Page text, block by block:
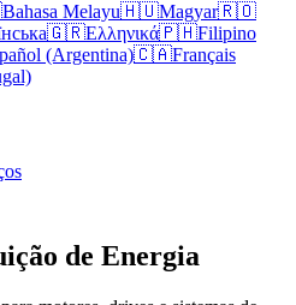
Bahasa Melayu🇭🇺Magyar🇷🇴
🇬🇷Ελληνικά🇵🇭Filipino
(Argentina)🇨🇦Français
de Energia